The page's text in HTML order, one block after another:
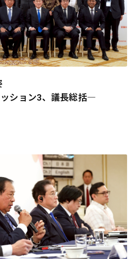
ション3、議長総括―